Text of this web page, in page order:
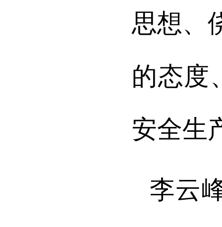
思想、
的态度
安全生
李云